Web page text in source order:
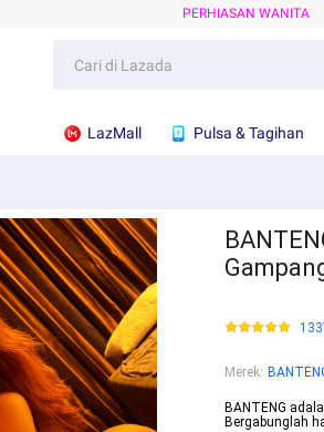
PERHIASAN WANITA
LazMall Pulsa & Tagihan
Merek:
BANTENG
Bergabunglah